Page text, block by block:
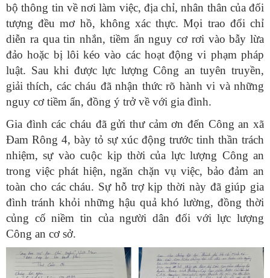
bộ thông tin về nơi làm việc, địa chỉ, nhân thân của đối
tượng đều mơ hồ, không xác thực. Mọi trao đổi chỉ
diễn ra qua tin nhắn, tiềm ẩn nguy cơ rơi vào bẫy lừa
đảo hoặc bị lôi kéo vào các hoạt động vi phạm pháp
luật. Sau khi được lực lượng Công an tuyên truyền,
giải thích, các cháu đã nhận thức rõ hành vi và những
nguy cơ tiềm ẩn, đồng ý trở về với gia đình.
Gia đình các cháu đã gửi thư cảm ơn đến Công an xã
Đam Rông 4, bày tỏ sự xúc động trước tinh thần trách
nhiệm, sự vào cuộc kịp thời của lực lượng Công an
trong việc phát hiện, ngăn chặn vụ việc, bảo đảm an
toàn cho các cháu. Sự hỗ trợ kịp thời này đã giúp gia
đình tránh khỏi những hậu quả khó lường, đồng thời
củng cố niềm tin của người dân đối với lực lượng
Công an cơ sở.